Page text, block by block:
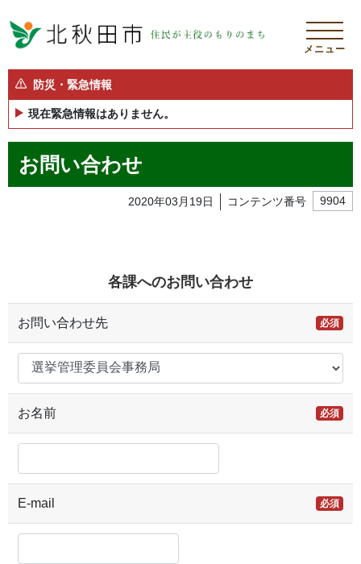
メニュー
防災・緊急情報
現在緊急情報はありません。
お問い合わせ
2020年03月19日 コンテンツ番号 9904
各課へのお問い合わせ
お問い合わせ先 必須
お名前 必須
E-mail 必須